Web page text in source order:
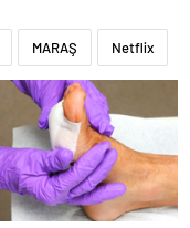
MARAŞ Netflix